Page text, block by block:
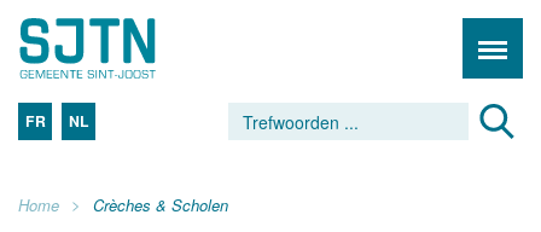
FR NL
Home Crèches & Scholen